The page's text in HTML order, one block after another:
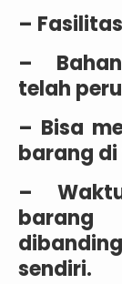
–
–
telah
– Bisa
barang
–
sendiri.